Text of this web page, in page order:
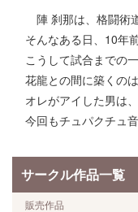
陣 刹那は、格闘術
そんなある日、10年
こうして試合までの
花龍との間に築くの
オレがアイした男
今回もチュパクチュ
サークル作品一覧
販売作品